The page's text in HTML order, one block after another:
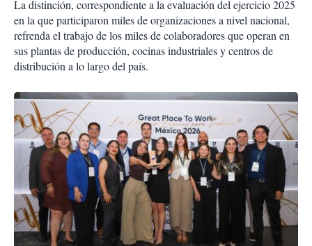
La distinción, correspondiente a la evaluación del ejercicio 2025
en la que participaron miles de organizaciones a nivel nacional,
refrenda el trabajo de los miles de colaboradores que operan en
sus plantas de producción, cocinas industriales y centros de
distribución a lo largo del país.